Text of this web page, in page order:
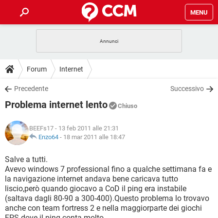
MENU
INTRATTENIMENTO
iOS
INSTAGRAM WHATSAPP
TIKTOK
HARDWARE
GUIDE
COVID-19
INSTAGRAM WHATSAPP
TIKTOK
HARDWARE
DOWNLOAD
COVID-19 GAMING
INTRATTENIMENTO
iOS WINDOWS 10
INSTAGRAM
TIKTOK FACEBOOK
HARDWARE
COVID-19 GAMING
INTRATTENIMENTO
iOS
INSTAGRAM WHATSAPP
TIKTOK FACEBOOK
HARDWARE
GLOSSARIO
COVID-19
INTRATTENIMENTO ANDROID
iOS WINDOWS 10
INSTAGRAM WHATSAPP
Forum Internet
Precedente Successivo
Problema internet lento Chiuso
BEEFs17 - 13 feb 2011 alle 21:31
Enzo64 - 18 mar 2011 alle 18:47
Salve a tutti.
Avevo windows 7 professional fino a qualche settimana fa e
la navigazione internet andava bene caricava tutto
liscio,però quando giocavo a CoD il ping era instabile
(saltava dagli 80-90 a 300-400).Questo problema lo trovavo
anche con team fortress 2 e nella maggiorparte dei giochi